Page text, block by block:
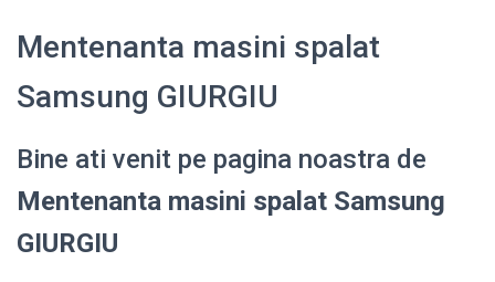
Mentenanta masini spalat
Samsung GIURGIU
Bine ati venit pe pagina noastra de
Mentenanta masini spalat Samsung
GIURGIU